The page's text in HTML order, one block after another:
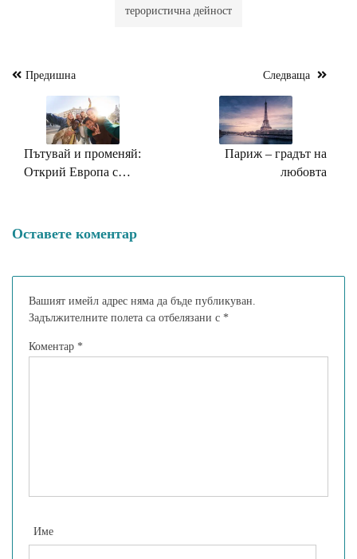
терористична дейност
Навигация
Предишна
Пътувай и променяй:
Открий Европа с
Следваща
Париж – градът на
любовта
Оставете коментар
Вашият имейл адрес няма да бъде публикуван.
Задължителните полета са отбелязани с *
Коментар *
Име